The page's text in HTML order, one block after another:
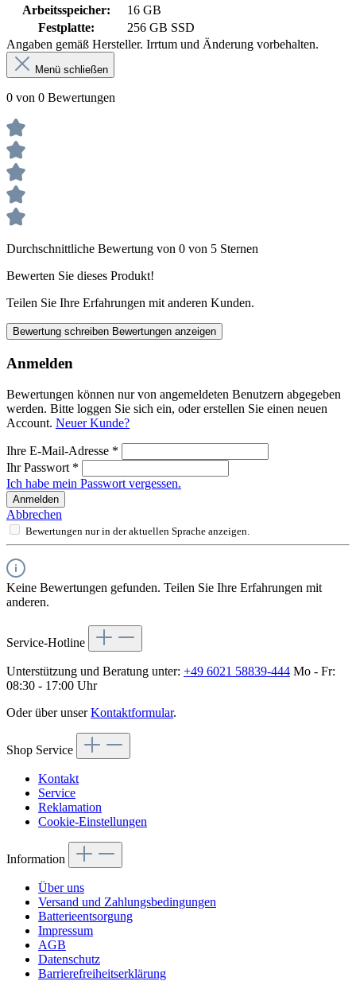
Arbeitsspeicher:
16 GB
Festplatte:
256 GB SSD
Angaben gemäß Hersteller. Irrtum und Änderung vorbehalten.
Menü schließen
0 von 0 Bewertungen
Durchschnittliche Bewertung von 0 von 5 Sternen
Bewerten Sie dieses Produkt!
Teilen Sie Ihre Erfahrungen mit anderen Kunden.
Bewertung schreiben Bewertungen anzeigen
Anmelden
Bewertungen können nur von angemeldeten Benutzern abgegeben
werden. Bitte loggen Sie sich ein, oder erstellen Sie einen neuen
Account. Neuer Kunde?
Ihre E-Mail-Adresse *
Ihr Passwort *
Ich habe mein Passwort vergessen.
Anmelden
Abbrechen
Bewertungen nur in der aktuellen Sprache anzeigen.
Keine Bewertungen gefunden. Teilen Sie Ihre Erfahrungen mit
anderen.
Service-Hotline
Unterstützung und Beratung unter: +49 6021 58839-444 Mo - Fr:
08:30 - 17:00 Uhr
Oder über unserKontaktformular.
Shop Service
Kontakt
Service
Reklamation
Cookie-Einstellungen
Information
Über uns
Versand und Zahlungsbedingungen
Batterieentsorgung
Impressum
AGB
Datenschutz
Barrierefreiheitserklärung